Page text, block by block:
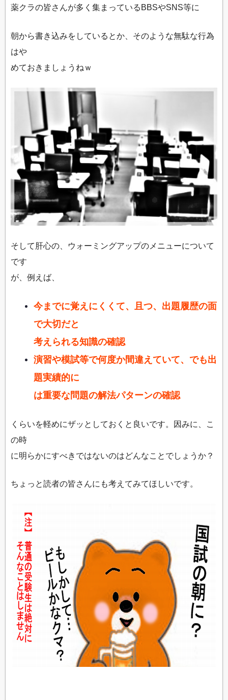
薬クラの皆さんが多く集まっているBBSやSNS等に
朝から書き込みをしているとか、そのような無駄な行為
はや
めておきましょうねｗ
そして肝心の、ウォーミングアップのメニューについて
です
が、例えば、
今までに覚えにくくて、且つ、出題履歴の面
で大切だと
考えられる知識の確認
演習や模試等で何度か間違えていて、でも出
題実績的に
は重要な問題の解法パターンの確認
くらいを軽めにザッとしておくと良いです。因みに、こ
の時
に明らかにすべきではないのはどんなことでしょうか？
ちょっと読者の皆さんにも考えてみてほしいです。